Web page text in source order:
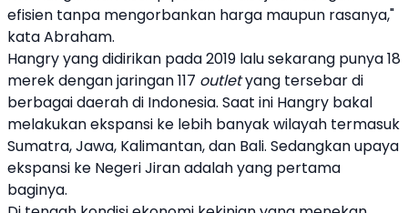
efisien tanpa mengorbankan harga maupun rasanya,"
kata Abraham.
Hangryyang didirikan pada 2019 lalu sekarang punya 18
merek dengan jaringan 117 outletyang tersebar di
berbagai daerah di Indonesia. Saat ini Hangry bakal
melakukan ekspansi ke lebih banyak wilayah termasuk
Sumatra, Jawa, Kalimantan, dan Bali. Sedangkan upaya
ekspansi ke Negeri Jiran adalah yang pertama
baginya.